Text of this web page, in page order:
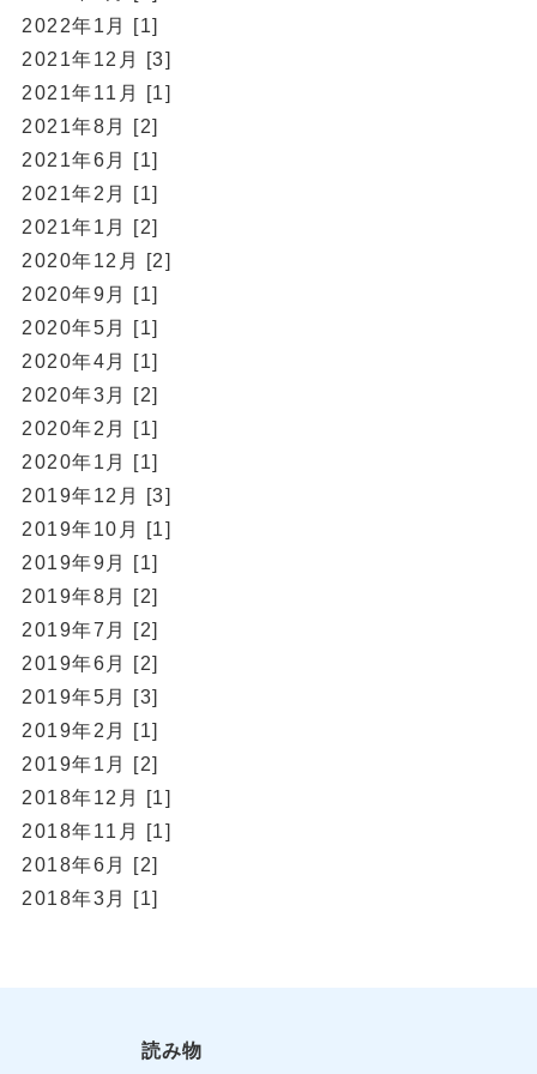
2022年1月 [1]
2021年12月 [3]
2021年11月 [1]
2021年8月 [2]
2021年6月 [1]
2021年2月 [1]
2021年1月 [2]
2020年12月 [2]
2020年9月 [1]
2020年5月 [1]
2020年4月 [1]
2020年3月 [2]
2020年2月 [1]
2020年1月 [1]
2019年12月 [3]
2019年10月 [1]
2019年9月 [1]
2019年8月 [2]
2019年7月 [2]
2019年6月 [2]
2019年5月 [3]
2019年2月 [1]
2019年1月 [2]
2018年12月 [1]
2018年11月 [1]
2018年6月 [2]
2018年3月 [1]
読み物